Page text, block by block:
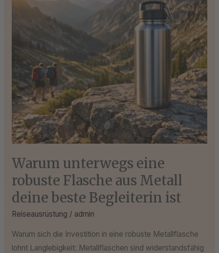
Warum unterwegs eine
robuste Flasche aus Metall
deine beste Begleiterin ist
Reiseausrüstung / admin
Warum sich die Investition in eine robuste Metallflasche
lohnt Langlebigkeit: Metallflaschen sind widerstandsfähig
Flasche
Begleiterin
ist